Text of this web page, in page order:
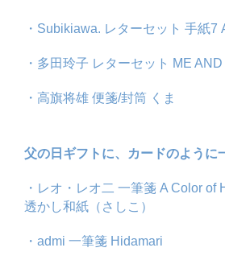
・Subikiawa. レターセット 手紙7
・多田玲子 レターセット ME
・高旗将雄 便箋/封筒 くま
父の日ギフトに、カードのように
・レオ・レオ二 一筆箋 A Color of
透かし和紙（さしこ）
・admi 一筆箋 Hidamari